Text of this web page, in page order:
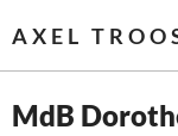
AXEL
MdB